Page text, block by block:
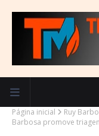
Página inicial Ruy
Barbosa promove